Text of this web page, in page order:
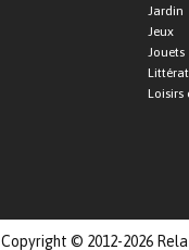
Jardin
Jeux
Jouets
Loisirs
Copyright © 2012-2026